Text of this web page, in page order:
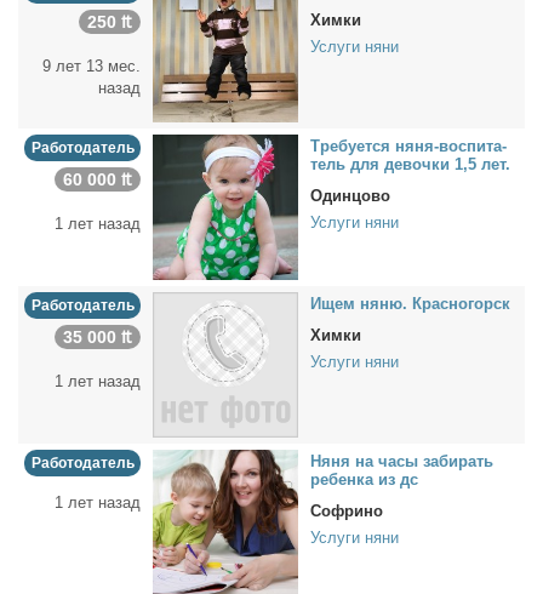
250 ₶
9 лет 13 мес.
назад
Химки
Услуги няни
Работодатель
60 000 ₶
1 лет назад
Тре­бу­ет­ся ня­ня-вос­пи­та­
тель для де­воч­ки 1,5 лет.
Одинцово
Услуги няни
Работодатель
35 000 ₶
1 лет назад
Ищем ня­ню. Крас­но­горск
Химки
Услуги няни
Работодатель
1 лет назад
Ня­ня на ча­сы за­би­рать
ре­бен­ка из дс
Софрино
Услуги няни